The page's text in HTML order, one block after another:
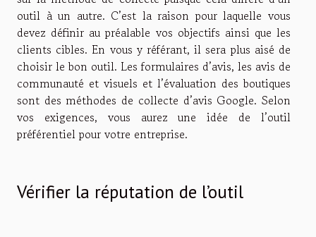
outil à un autre. C’est la raison pour laquelle vous
devez définir au préalable vos objectifs ainsi que les
clients cibles. En vous y référant, il sera plus aisé de
choisir le bon outil. Les formulaires d’avis, les avis de
communauté et visuels et l’évaluation des boutiques
sont des méthodes de collecte d’avis Google. Selon
vos exigences, vous aurez une idée de l’outil
préférentiel pour votre entreprise.
Vérifier la réputation de l’outil